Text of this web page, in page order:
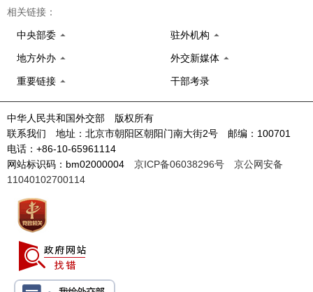
相关链接：
中央部委 驻外机构
地方外办 外交新媒体
重要链接 干部考录
中华人民共和国外交部 版权所有
联系我们 地址：北京市朝阳区朝阳门南大街2号 邮编：100701
电话：+86-10-65961114
网站标识码：bm02000004 京ICP备06038296号
京公网安备
11040102700114